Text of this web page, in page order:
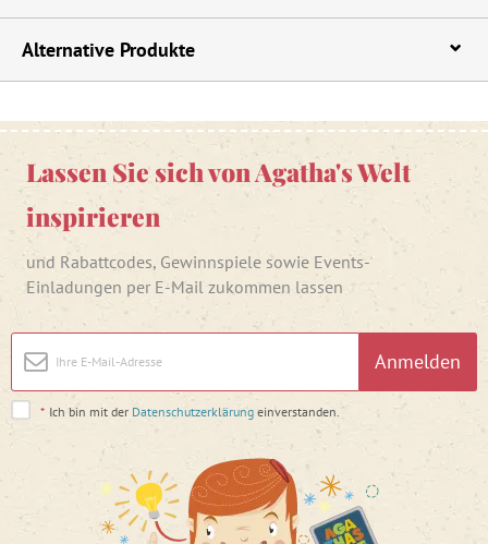
Alternative Produkte
Lassen Sie sich von Agatha's Welt
inspirieren
und Rabattcodes, Gewinnspiele sowie Events-
Einladungen per E-Mail zukommen lassen
Anmelden
* Ich bin mit der Datenschutzerklärung einverstanden.